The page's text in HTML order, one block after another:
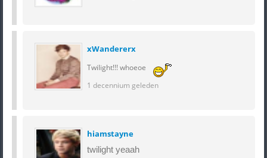
xWandererx
Twilight!!! whoeoe
1 decennium geleden
hiamstayne
twilight yeaah